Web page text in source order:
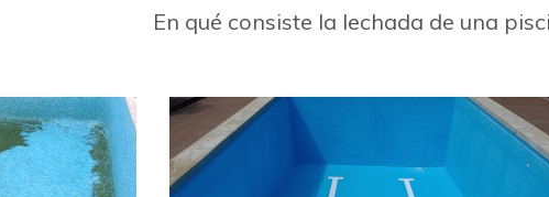
En qué consiste la lechada de una